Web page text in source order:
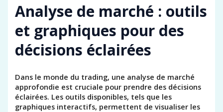
Analyse de marché : outils
et graphiques pour des
décisions éclairées
Dans le monde du trading, une analyse de marché
approfondie est cruciale pour prendre des décisions
éclairées. Les outils disponibles, tels que les
graphiques interactifs, permettent de visualiser les